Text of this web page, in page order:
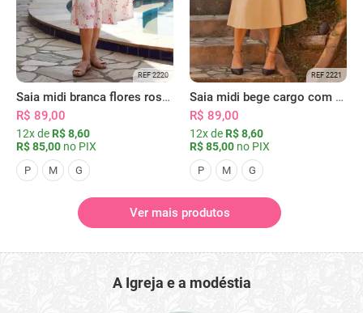
REF 2220
Saia midi branca flores rosas com bolsos
R$ 89,00
12x de R$ 8,60
R$ 85,00 no PIX
P M G
REF 2221
Saia midi bege cargo com bolsos
R$ 89,00
12x de R$ 8,60
R$ 85,00 no PIX
P M G
Ver mais produtos
A Igreja e a modéstia